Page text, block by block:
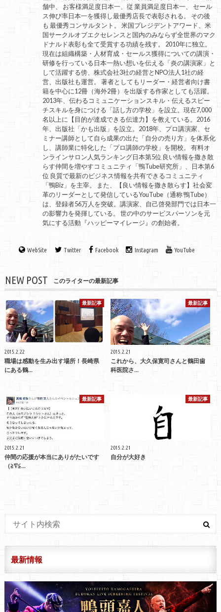
舗中、 お客様満足度日本一、従 業員満足度日本一、 セール
ス伸び率日本一を獲得し最優秀店長で表彰される。 その後
も 最優秀コンサルタント。 米国プレジデントアワード、米
国サークルオブエクセレンスと国内のみならず全世界のマク
ドナルド表彰も全て受賞する功績を残す。 2010年に独立。
現在は組織構築・人材育成・セールス獲得についての講演・
研修を行っている日本一熱い想いを伝える「炎の講演家」と
して活躍する傍、株式会社3社の経営とNPO法人1社の経
営、出版社も運営。 著者としてもリーダー・経営者向け書
籍を中心に12冊（海外2冊）を出版する作家としても活躍。
2013年、伝わるコミュニケーションスキル・伝えるスピー
チスキルを身につける「話し方の学校」を設立。現在7,000
名以上に【目的が達成できる伝達力】を教えている。2016
年、出版社「かも出版」を設立。2018年、プロ講演家、セ
ミナー講師として自ら成果の出た「自分の売り方」を体系化
し、講師業に特化した「プロ講師の学校」を開校。 有料オ
ンラインサロン人気ランキング日本第5位 良い情報を撒き散
らす仲間を増やすコミュニティ「鴨Tube研究所」、日本第6
位 良質で最新のビジネス情報を共有できるコミュニティ
「鴨Biz」を主宰。 また、【良い情報を撒き散らす】社会変
革のリーダーとして発信しているYouTube（通称 鴨Tube）
は、登録者56万人を突破。講演家、自己啓発部門では日本一
の影響力を発揮している。 世の中のサービスパーソンを元
気にする活動『ハッピーマイレージ』の創始者。
WebSite Twitter Facebook Instagram YouTube
NEW POST このライターの最新記事
最新記事
2015.2.22
職場は感動を生み出す場所！長崎県
にある鶴...
最新記事
2015.2.21
これから、大久保寛司さんと鶴田歯
科医院さ...
最新記事
2015.2.21
仲間の応援が本当にありがたいです
（≧∇≦...
最新記事
2015.2.21
自分が大好き
最新情報